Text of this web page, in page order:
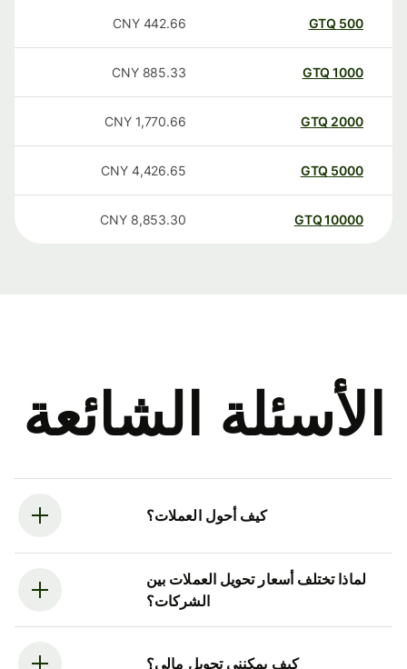
500
GTQ
442.66
CNY
1000
GTQ
885.33
CNY
2000
GTQ
1,770.66
CNY
5000
GTQ
4,426.65
CNY
10000
GTQ
8,853.30
CNY
الأسئلة الشائعة
كيف أحول العملات؟
لماذا تختلف أسعار تحويل العملات بين
الشركات؟
كيف يمكنني تحويل مالى؟